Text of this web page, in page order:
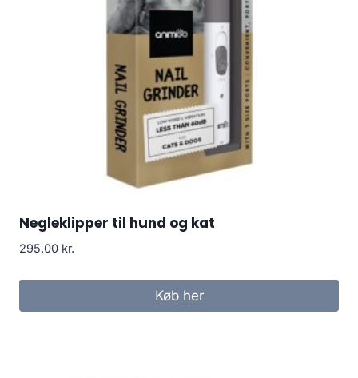
Negleklipper til hund og kat
295.00 kr.
Køb her